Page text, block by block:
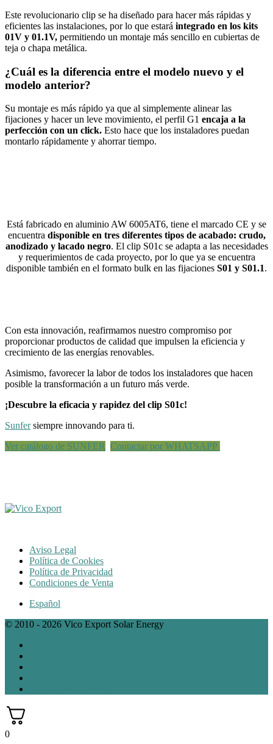
Este revolucionario clip se ha diseñado para hacer más rápidas y
eficientes las instalaciones, por lo que estará integrado en los kits
01V y 01.1V, permitiendo un montaje más sencillo en cubiertas de
teja o chapa metálica.
¿Cuál es la diferencia entre el modelo nuevo y el
modelo anterior?
Su montaje es más rápido ya que al simplemente alinear las
fijaciones y hacer un leve movimiento, el perfil G1 encaja a la
perfección con un click. Esto hace que los instaladores puedan
montarlo rápidamente y ahorrar tiempo.
Está fabricado en aluminio AW 6005AT6, tiene el marcado CE y se
encuentra disponible en tres diferentes tipos de acabado: crudo,
anodizado y lacado negro. El clip S01c se adapta a las necesidades
y requerimientos de cada proyecto, por lo que ya se encuentra
disponible también en el formato bulk en las fijaciones S01 y S01.1.
Con esta innovación, reafirmamos nuestro compromiso por
proporcionar productos de calidad que impulsen la eficiencia y
crecimiento de las energías renovables.
Asimismo, favorecer la labor de todos los instaladores que hacen
posible la transformación a un futuro más verde.
¡Descubre la eficacia y rapidez del clip S01c!
Sunfersiempre innovando para ti.
Ver catálogo de SUNFER
Contactar por WHATSAPP
Aviso Legal
Política de Cookies
Política de Privacidad
Condiciones de Venta
Español
© 2010 - 2026 Vico Export Solar Energy
0